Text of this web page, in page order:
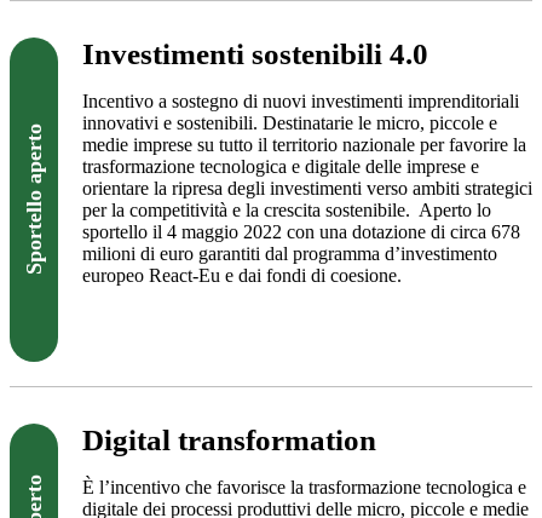
Sportello aperto
Investimenti sostenibili 4.0
Incentivo a sostegno di nuovi investimenti imprenditoriali
innovativi e sostenibili. Destinatarie le micro, piccole e
medie imprese su tutto il territorio nazionale per favorire la
trasformazione tecnologica e digitale delle imprese e
orientare la ripresa degli investimenti verso ambiti strategici
per la competitività e la crescita sostenibile. Aperto lo
sportello il 4 maggio 2022 con una dotazione di circa 678
milioni di euro garantiti dal programma d’investimento
europeo React-Eu e dai fondi di coesione.
Digital transformation
È l’incentivo che favorisce la trasformazione tecnologica e
digitale dei processi produttivi delle micro, piccole e medie